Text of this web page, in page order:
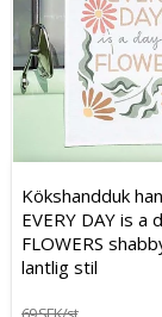
Kökshandduk
EVERY DAY is a
FLOWERS
lantlig stil